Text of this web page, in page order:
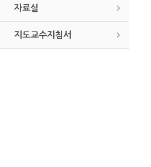
자료실
지도교수지침서